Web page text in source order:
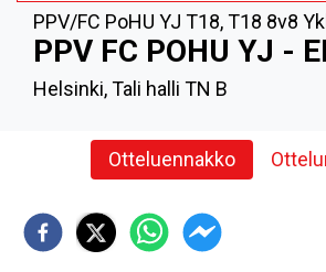
PPV/FC PoHU YJ T18,T18 8v8
PPV FC POHU YJ -
Helsinki, Tali halli TN B
Otteluennakko